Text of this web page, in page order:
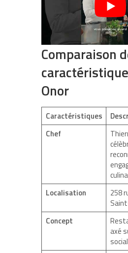
Comparaison
Onor
Caractéristiques
Chef
Localisation
258
Concept
axé